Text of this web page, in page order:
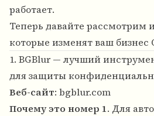
работает.
Теперь давайте рассмотрим
которые изменят ваш бизнес
1. BGBlur — лучший
для защиты
Веб-сайт: bgblur.com
Почему это номер 1. Для